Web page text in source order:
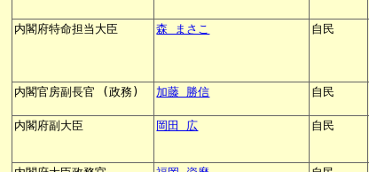
内閣府特命担当大臣 森 まさこ 自民
内閣官房副長官 (政務) 加藤 勝信 自民
内閣府副大臣 岡田 広 自民